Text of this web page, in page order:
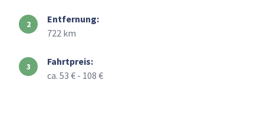
Entfernung:
722 km
Fahrtpreis:
ca. 53 € - 108 €